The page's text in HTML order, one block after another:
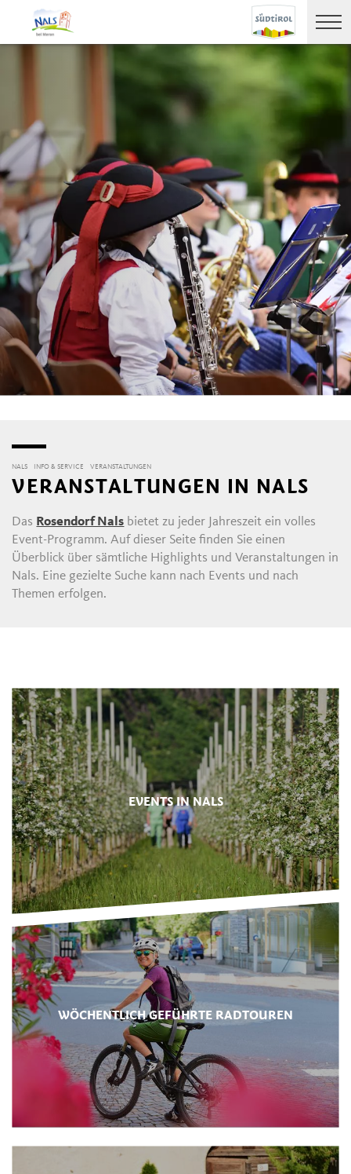
NALS INFO & SERVICE VERANSTALTUNGEN
VERANSTALTUNGEN IN NALS
Das Rosendorf Nals bietet zu jeder Jahreszeit ein volles
Event-Programm. Auf dieser Seite finden Sie einen
Überblick über sämtliche Highlights und Veranstaltungen in
Nals. Eine gezielte Suche kann nach Events und nach
Themen erfolgen.
EVENTS IN NALS
WÖCHENTLICH GEFÜHRTE RADTOUREN